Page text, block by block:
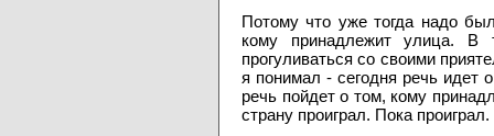
Потому что уже тогда надо
кому принадлежит улица.
прогуливаться со своими
я понимал - сегодня речь идет
речь пойдет о том, кому
страну проиграл. Пока проиграл.